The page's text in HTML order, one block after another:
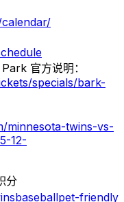
官方说明：
specials/bark-
minnesota-twins-vs-
12-
分
baseballpet-friendly